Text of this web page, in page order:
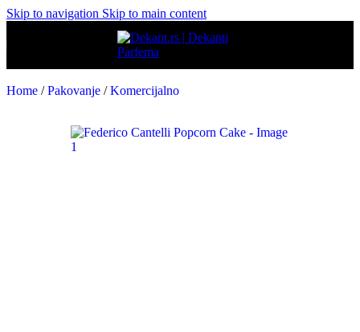
Skip to navigation Skip to main content
Home / Pakovanje / Komercijalno